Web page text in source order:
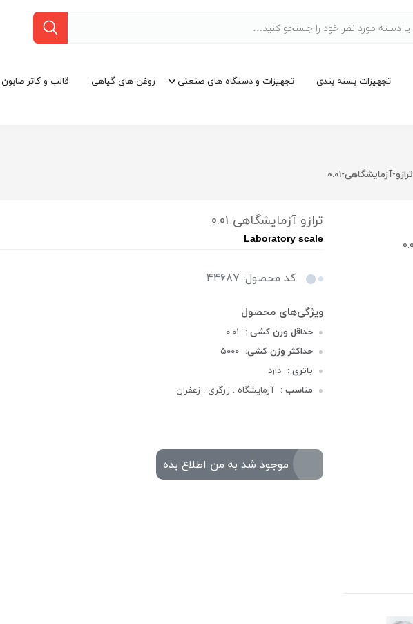
تجهیزات بسته بندی تجهیزات و دستگاه های صنعتی روغن های گیاهی قالب و کاتر صابون
ترازو-آزمایشگاهی-0.01
ترازو آزمایشگاهی 0.01
Laboratory scale
کد محصول: 44687
حداقل وزن کشی : 0.01
حداکثر وزن کشی: ۵۰۰۰
باتری : دارد
مناسب : آزمایشگاه . زرگری . زعفران
موجود شد به من اطلاع بده